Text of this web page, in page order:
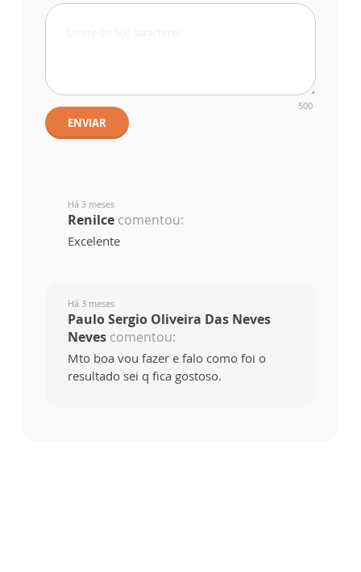
500
ENVIAR
Há 3 meses
Renilce comentou:
Excelente
Há 3 meses
Paulo Sergio Oliveira Das Neves
Neves comentou:
Mto boa vou fazer e falo como foi o
resultado sei q fica gostoso.